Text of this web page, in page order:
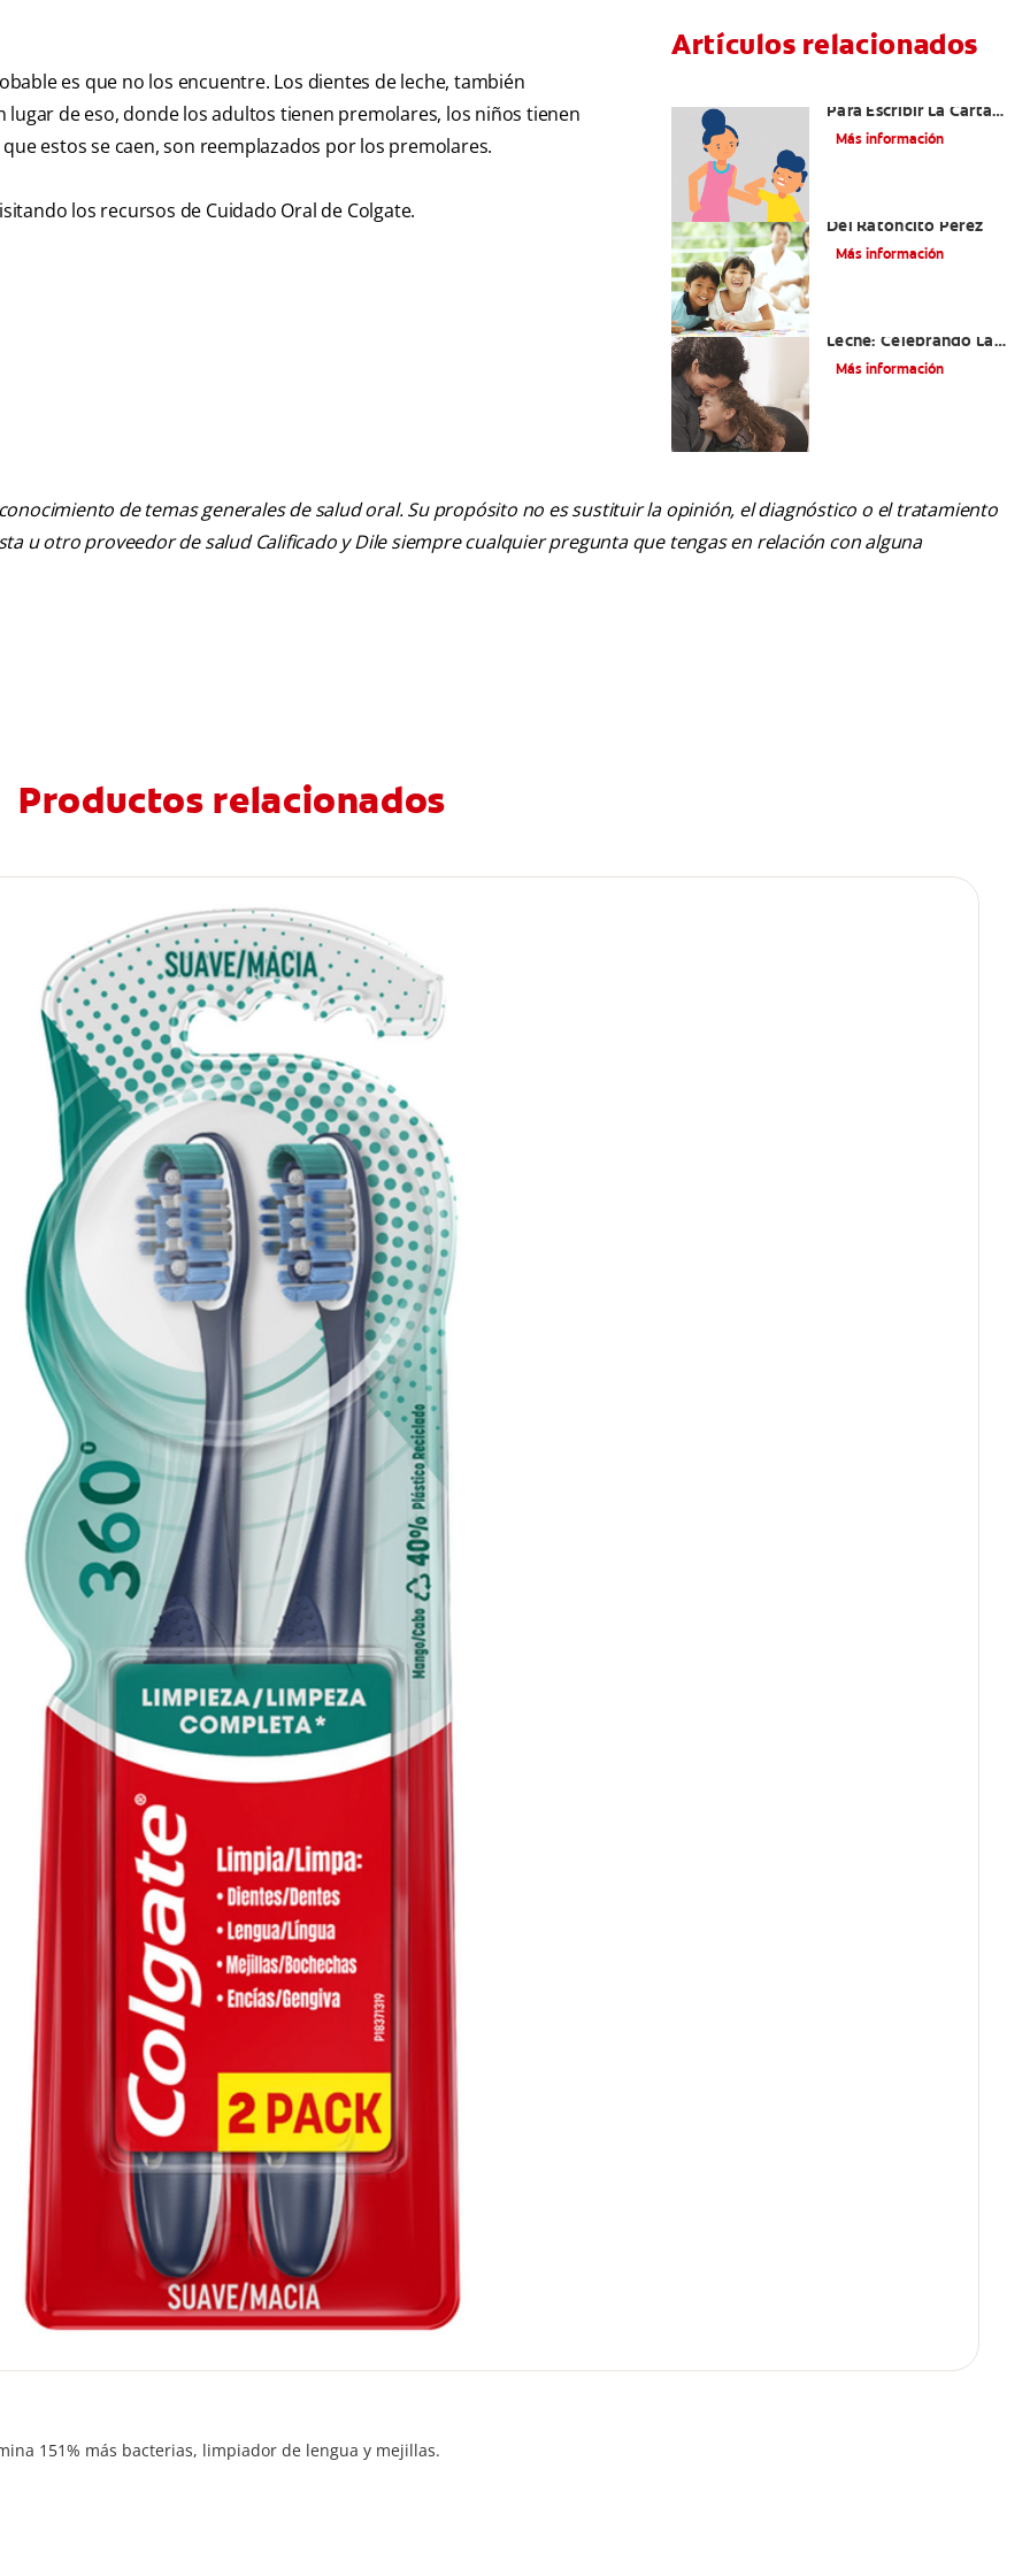
es que no los encuentre. Los dientes de leche, también
de eso, donde los adultos tienen premolares, los niños tienen
estos se caen, son reemplazados por los premolares.
los recursos de Cuidado Oral de Colgate.
Artículos relacionados
Para Escribir La Carta
Al Ratón Pérez Y
Más información
Del Ratoncito Pérez
Más información
Leche: Celebrando La
Última Visita Del
Más información
de temas generales de salud oral. Su propósito no es sustituir la opinión, el diagnóstico o el tratamiento
u otro proveedor de salud Calificado y Dile siempre cualquier pregunta que tengas en relación con alguna
Productos relacionados
151% más bacterias, limpiador de lengua y mejillas.